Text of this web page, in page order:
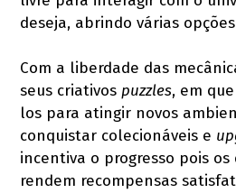
deseja, abrindo várias
Com a liberdade das
seus criativospuzzles, em
los para atingir novos
conquistar colecionáveis e
incentiva o progresso pois
rendem recompensas